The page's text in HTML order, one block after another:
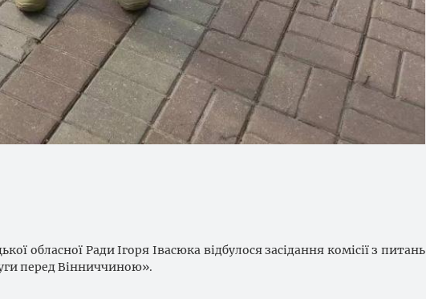
обласної Ради Ігоря Івасюка відбулося засідання комісії з питань
перед Вінниччиною».